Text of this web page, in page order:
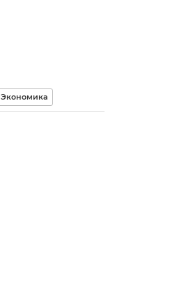
Экономика